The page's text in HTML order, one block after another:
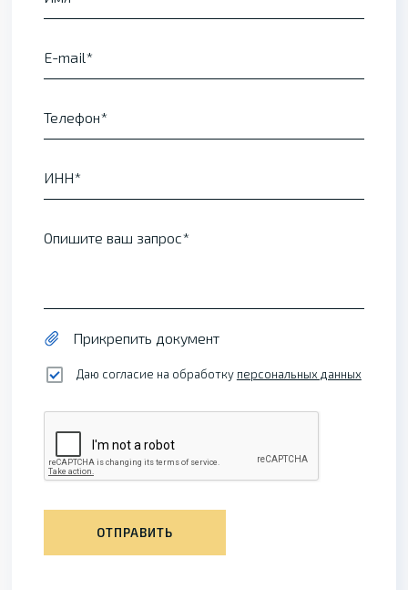
E-mail
Телефон
ИНН
Опишите ваш запрос
Прикрепить документ
Даю согласие на обработку персональных данных
ОТПРАВИТЬ